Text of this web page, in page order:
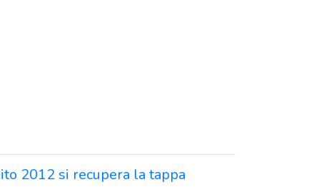
2012 si recupera la tappa